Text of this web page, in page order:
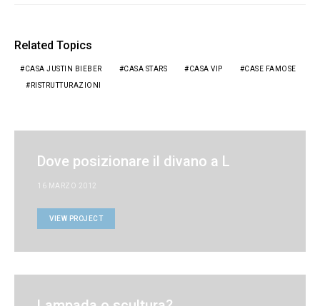
Related Topics
CASA JUSTIN BIEBER CASA STARS CASA VIP CASE FAMOSE
RISTRUTTURAZIONI
Dove posizionare il divano a L
16 MARZO 2012
VIEW PROJECT